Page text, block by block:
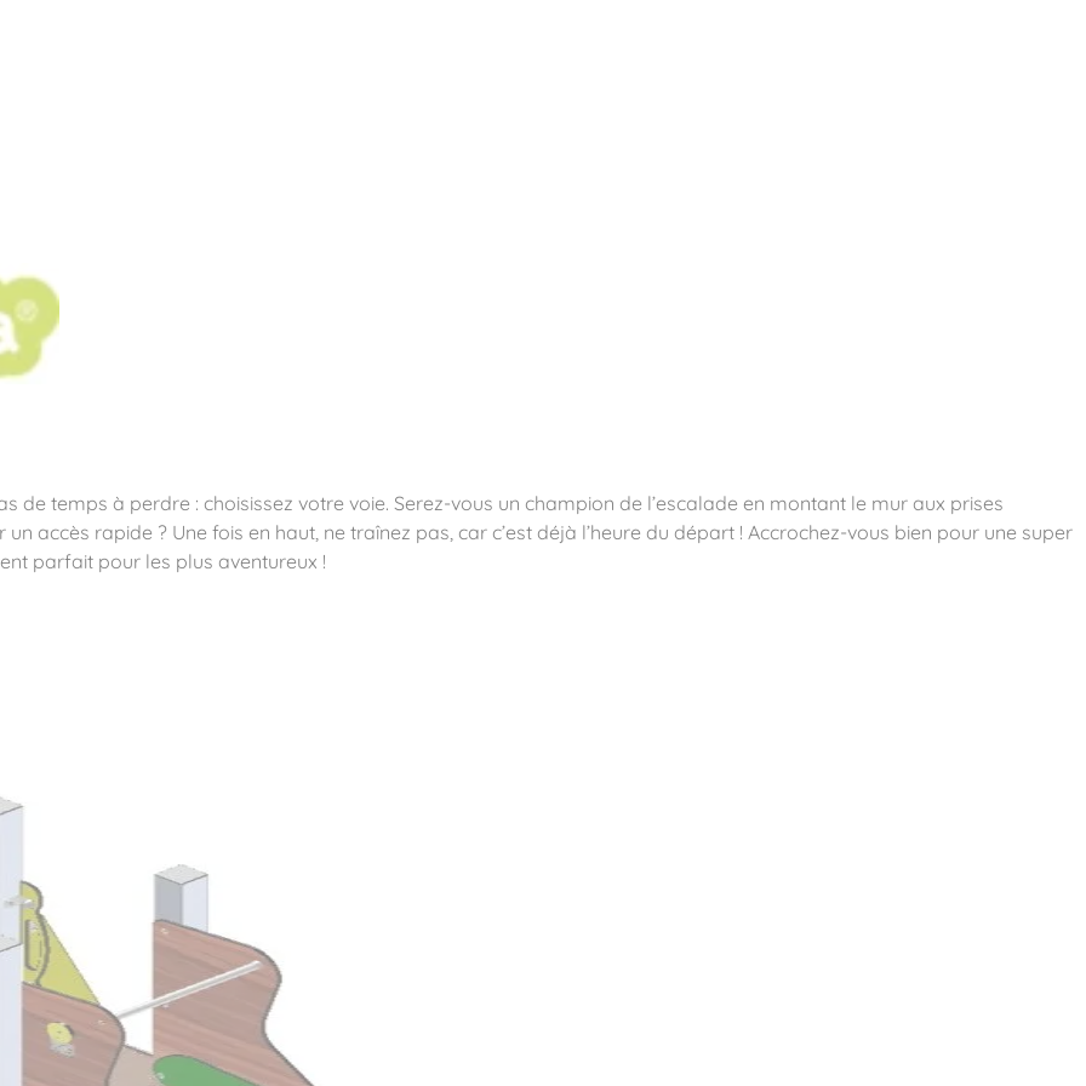
sportifs
de temps à perdre : choisissez votre voie. Serez-vous un champion de l’escalade en montant le mur aux prises
accès rapide ? Une fois en haut, ne traînez pas, car c’est déjà l’heure du départ ! Accrochez-vous bien pour une super
parfait pour les plus aventureux !